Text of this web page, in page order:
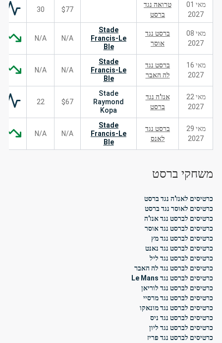
מאי 01
2027
טרואה נגד
ברסט
$77
30
מאי 08
2027
ברסט נגד
אוסר
Stade
Francis-Le
Ble
N/A
N/A
מאי 16
2027
ברסט נגד
לה האבר
Stade
Francis-Le
Ble
N/A
N/A
מאי 22
2027
אנז'ה נגד
ברסט
Stade
Raymond
Kopa
$67
22
מאי 29
2027
ברסט נגד
לאנס
Stade
Francis-Le
Ble
N/A
N/A
משחקי ברסט
כרטיסים לאנז'ה נגד ברסט
כרטיסים לאוסר נגד ברסט
כרטיסים לברסט נגד אנז'ה
כרטיסים לברסט נגד אוסר
כרטיסים לברסט נגד מץ
כרטיסים לברסט נגד נאנט
כרטיסים לברסט נגד ליל
כרטיסים לברסט נגד לה האבר
כרטיסים לברסט נגד Le Mans
כרטיסים לברסט נגד לוריאן
כרטיסים לברסט נגד מרסיי
כרטיסים לברסט נגד מונאקו
כרטיסים לברסט נגד ניס
כרטיסים לברסט נגד ליון
כרטיסים לברסט נגד פריז